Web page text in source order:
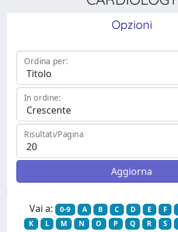
Opzioni
Ordina per:
In ordine:
Risultati/Pagina
Vai a: 0-9 A B C D E F
K
L M N O P Q R S